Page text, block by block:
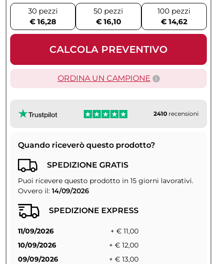
30 pezzi
€ 16,28
50 pezzi
€ 16,10
100 pezzi
€ 14,62
CALCOLA PREVENTIVO
ORDINA UN CAMPIONE
2410 recensioni
Quando riceverò questo prodotto?
SPEDIZIONE GRATIS
Puoi ricevere questo prodotto in 15 giorni lavorativi.
Ovvero il: 14/09/2026
SPEDIZIONE EXPRESS
11/09/2026
+ € 11,00
10/09/2026
+ € 12,00
09/09/2026
+ € 13,00